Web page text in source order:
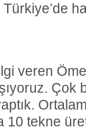
veren
Çok
10 tekne